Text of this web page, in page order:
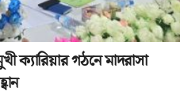
ক্যারিয়ার গঠনে মাদরাসা